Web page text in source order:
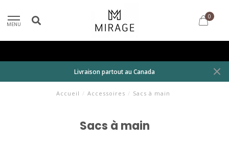
MENU
0
Livraison partout au Canada
Accueil / Accessoires / Sacs à main
Sacs à main